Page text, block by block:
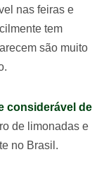
nas feiras e
tem
são muito
considerável de
de limonadas e
no Brasil.